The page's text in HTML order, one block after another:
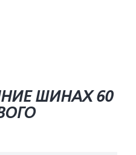
ШИНАХ 60